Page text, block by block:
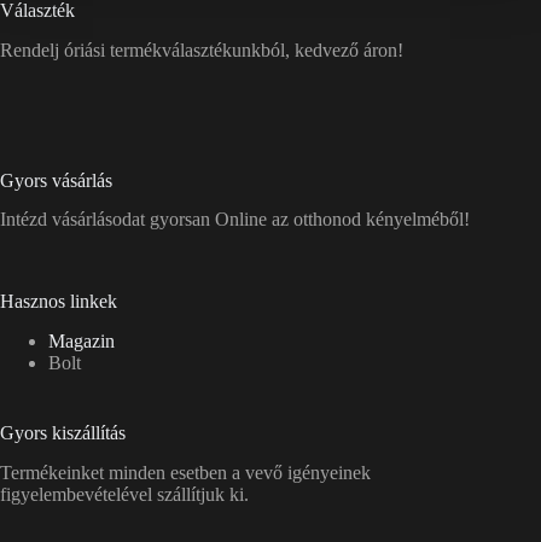
Választék
Rendelj óriási termékválasztékunkból, kedvező áron!
Gyors vásárlás
Intézd vásárlásodat gyorsan Online az otthonod kényelméből!
Hasznos linkek
Magazin
Bolt
Gyors kiszállítás
Termékeinket minden esetben a vevő igényeinek
figyelembevételével szállítjuk ki.